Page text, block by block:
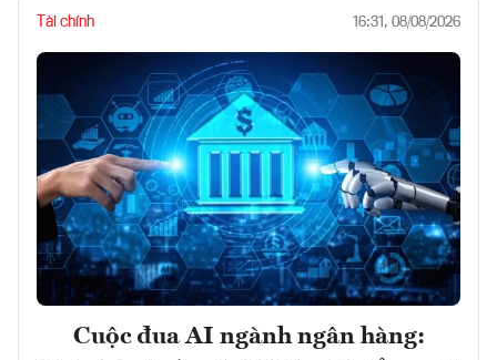
Tài chính 16:31, 08/08/2026
Cuộc đua AI ngành ngân hàng: